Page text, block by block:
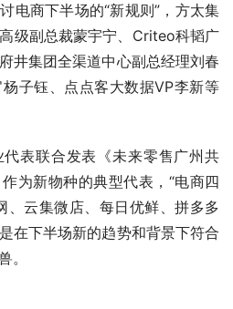
电商下半场的“新规则”，方太集
级副总裁蒙宇宁、Criteo科韬广
井集团全渠道中心副总经理刘春
子钰、点点客大数据VP李新等
表联合发表《未来零售广州共
为新物种的典型代表，“电商四
、云集微店、每日优鲜、拼多多
在下半场新的趋势和背景下符合
。